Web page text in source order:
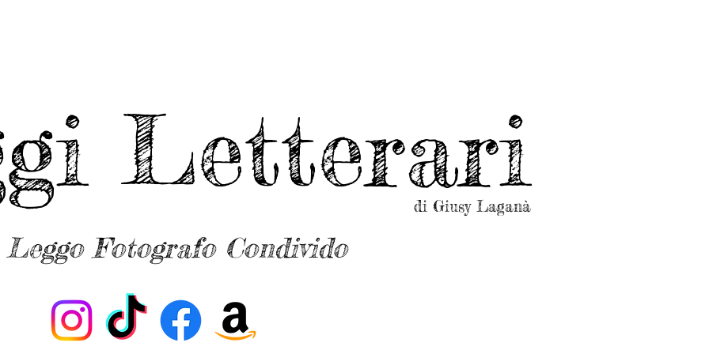
Letterari
di Giusy Laganà
Leggo Fotografo Condivido